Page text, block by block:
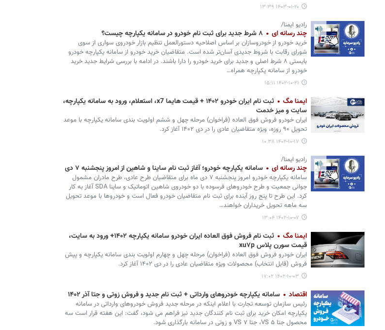
۱۴۰۳-۰۱-۲۰ ۱۳:۳۹
رادیو ایمنا/
چند رسانه ای ۸ شرط جدید برای ثبت نام خودرو در سامانه یکپارچه چیست؟
خرید خودرو از خودروسازان بر اساس اصلاحیه دستورالعمل تنظیم بازار خودروی سواری از سوی
شورای رقابت با شروط جدیدی آسان‌تر شده است. متقاضیان خرید خودرو از سامانه یکپارچه خودرو
بایستی ۸ شرط اصلی و جدید برای خرید خودرو را دارا باشند. در ادامه با بررسی شرایط جدید خرید
خودرو از سامانه یکپارچه همراه…
۱۴۰۲-۱۰-۲۱ ۱۵:۱۱
ایمنا مگ
ثبت نام ایران خودرو ۱۴۰۲ + قیمت هایما x7، استعلام، ورود به سامانه یکپارچه،
سایت و میز خدمت
ایران خودرو فروش فوق العاده (فراخوان) مرحله چهل و ششم اولویت بندی سامانه یکپارچه با موعد
تحویل ۹۰ روزه، ویژه متقاضیان عادی را در دی ۱۴۰۲ آغاز کرد.
۱۴۰۲-۱۰-۱۷ ۱۰:۳۸
رادیو ایمنا/
چند رسانه ای سامانه یکپارچه خودرو؛ آغاز ثبت نام ساینا و شاهین از امروز پنجشنبه ۷ دی
سامانه یکپارچه خودرو امروز پنجشنبه ۷ دی ماه برای متقاضیان طرح عادی، طرح مادران مشمول
جوانی جمعیت و طرح خودروهای فرسوده با دو خودروی شاهین اتوماتیک و ساینا SDA آغاز به کار
کرد. این طرح تا پنج روز آینده برای ثبت نام متقاضیان خودرو فعال است و خودروها با موعد تحویل
سه ماهه تحویل خریداران خواهند…
۱۴۰۲-۱۰-۰۷ ۱۳:۰۴
ایمنا مگ
ثبت نام فروش فوق العاده ایران خودرو سامانه یکپارچه ۱۴۰۲+ ورود به سایت،
قیمت سورن پلاس xu۷p
ایران خودرو فروش فوق العاده (فراخوان) مرحله چهل و چهارم اولویت بندی سامانه یکپارچه و پیش
فروش (قابل انتخاب) محصولات ویژه متقاضیان عادی را در دی ۱۴۰۲ آغاز کرد.
۱۴۰۲-۱۰-۰۳ ۱۷:۰۲
اقتصاد سامانه یکپارچه خودروهای وارداتی + ثبت نام جدید و فروش زوتی و جتا آذر ۱۴۰۲
رئیس سازمان توسعه تجارت با اعلام اینکه در مرحله جدید فروش خودروهای وارداتی در سامانه
یکپارچه امکان خرید برای ثبت نام کنندگان جدید نیز فراهم می شود، گفت: این هفته قرار است سه
محصول جتا VS ۵، جتا VS ۷ و زوتی در سامانه بارگذاری شود.